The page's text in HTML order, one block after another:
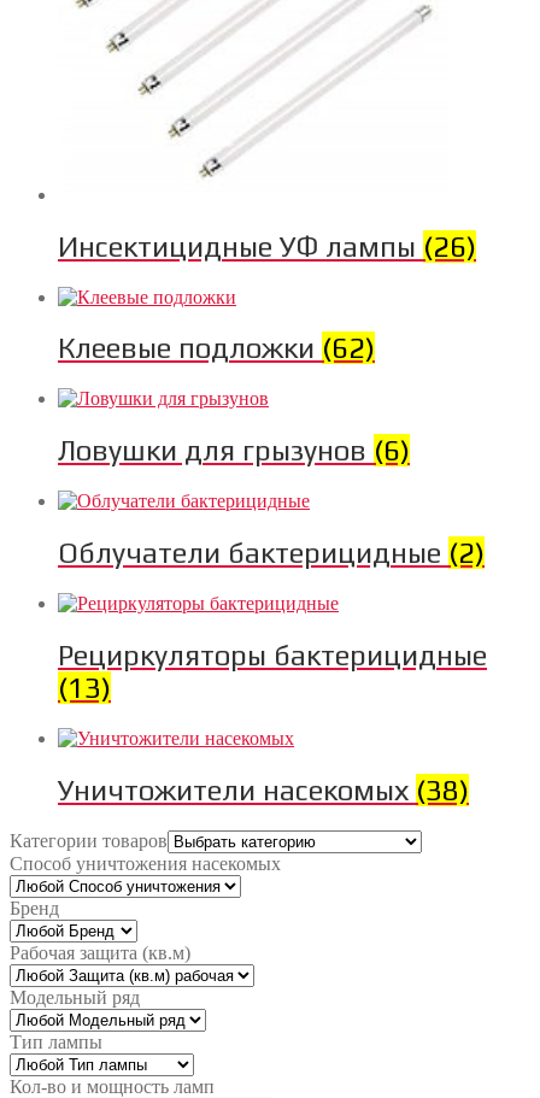
Инсектицидные УФ лампы (26)
Клеевые подложки (62)
Ловушки для грызунов (6)
Облучатели бактерицидные (2)
Рециркуляторы бактерицидные
(13)
Уничтожители насекомых (38)
Категории товаров
Способ уничтожения насекомых
Бренд
Рабочая защита (кв.м)
Модельный ряд
Тип лампы
Кол-во и мощность ламп